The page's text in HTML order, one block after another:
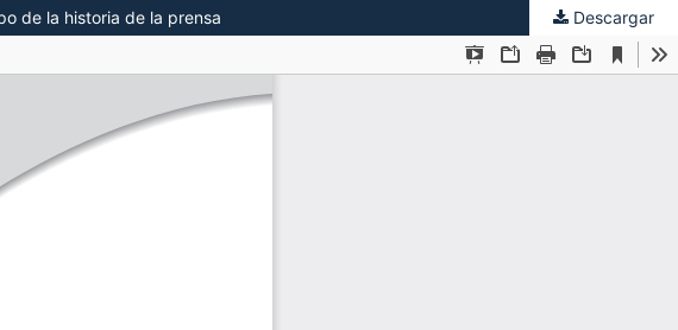
de la historia de la prensa Descargar